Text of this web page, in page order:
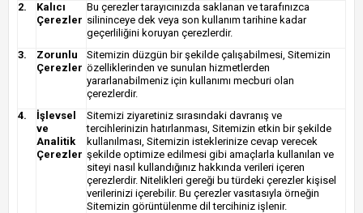
2.
Kalıcı
Çerezler
Bu çerezler tarayıcınızda saklanan ve tarafınızca
silininceye dek veya son kullanım tarihine kadar
geçerliliğini koruyan çerezlerdir.
3.
Zorunlu
Çerezler
Sitemizin düzgün bir şekilde çalışabilmesi, Sitemizin
özelliklerinden ve sunulan hizmetlerden
yararlanabilmeniz için kullanımı mecburi olan
çerezlerdir.
4.
İşlevsel
ve
Analitik
Çerezler
Sitemizi ziyaretiniz sırasındaki davranış ve
tercihlerinizin hatırlanması, Sitemizin etkin bir şekilde
kullanılması, Sitemizin isteklerinize cevap verecek
şekilde optimize edilmesi gibi amaçlarla kullanılan ve
siteyi nasıl kullandığınız hakkında verileri içeren
çerezlerdir. Nitelikleri gereği bu türdeki çerezler kişisel
verilerinizi içerebilir. Bu çerezler vasıtasıyla örneğin
Sitemizin görüntülenme dil tercihiniz işlenir.